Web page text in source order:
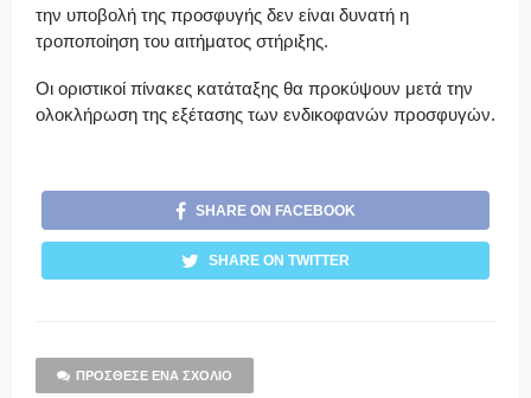
την υποβολή της προσφυγής δεν είναι δυνατή η
τροποποίηση του αιτήματος στήριξης.
Οι οριστικοί πίνακες κατάταξης θα προκύψουν μετά την
ολοκλήρωση της εξέτασης των ενδικοφανών προσφυγών.
SHARE ON FACEBOOK
SHARE ON TWITTER
ΠΡΌΣΘΕΣΕ ΈΝΑ ΣΧΌΛΙΟ